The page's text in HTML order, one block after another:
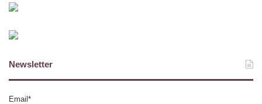
Newsletter
Email*